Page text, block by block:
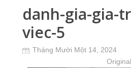
danh-gia-gia-
viec-5
Tháng Mười Một 14, 2024